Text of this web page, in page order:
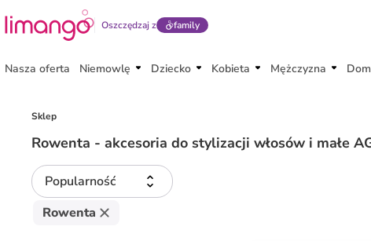
Oszczędzaj z family
Nasza oferta Niemowlę Dziecko Kobieta Mężczyzna Dom
Sklep
Rowenta - akcesoria do stylizacji włosów i małe
Popularność
Rowenta